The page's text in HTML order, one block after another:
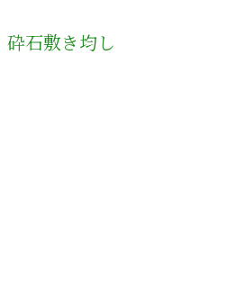
砕石敷き均し